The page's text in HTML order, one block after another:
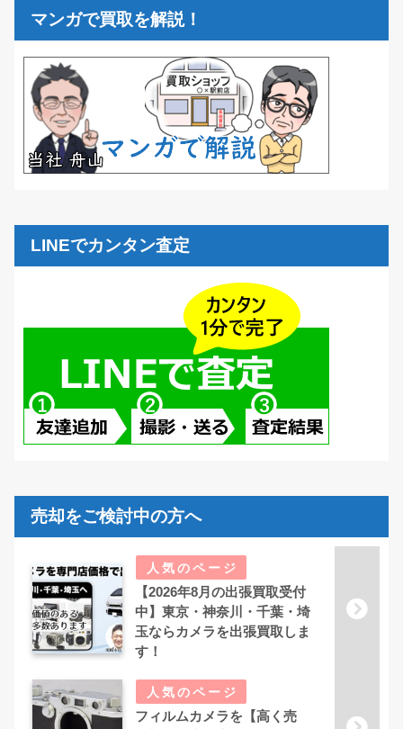
マンガで買取を解説！
LINEでカンタン査定
売却をご検討中の方へ
【2026年8月の出張買取受付
中】東京・神奈川・千葉・埼
玉ならカメラを出張買取しま
す！
フィルムカメラを【高く売